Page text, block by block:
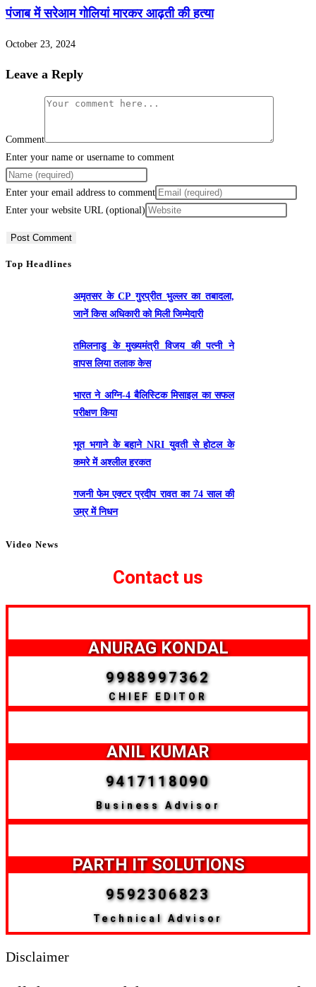
पंजाब में सरेआम गोलियां मारकर आढ़ती की हत्या
October 23, 2024
Leave a Reply
Comment
Enter your name or username to comment
Enter your email address to comment
Enter your website URL (optional)
Top Headlines
अमृतसर के CP गुरप्रीत भुल्लर का तबादला,
जानें किस अधिकारी को मिली जिम्मेदारी
तमिलनाडु के मुख्यमंत्री विजय की पत्नी ने
वापस लिया तलाक केस
भारत ने अग्नि-4 बैलिस्टिक मिसाइल का सफल
परीक्षण किया
भूत भगाने के बहाने NRI युवती से होटल के
कमरे में अश्लील हरकत
गजनी फेम एक्टर प्रदीप रावत का 74 साल की
उम्र में निधन
Video News
Contact us
ANURAG KONDAL
9988997362
CHIEF EDITOR
ANIL KUMAR
9417118090
Business Advisor
PARTH IT SOLUTIONS
9592306823
Technical Advisor
Disclaimer